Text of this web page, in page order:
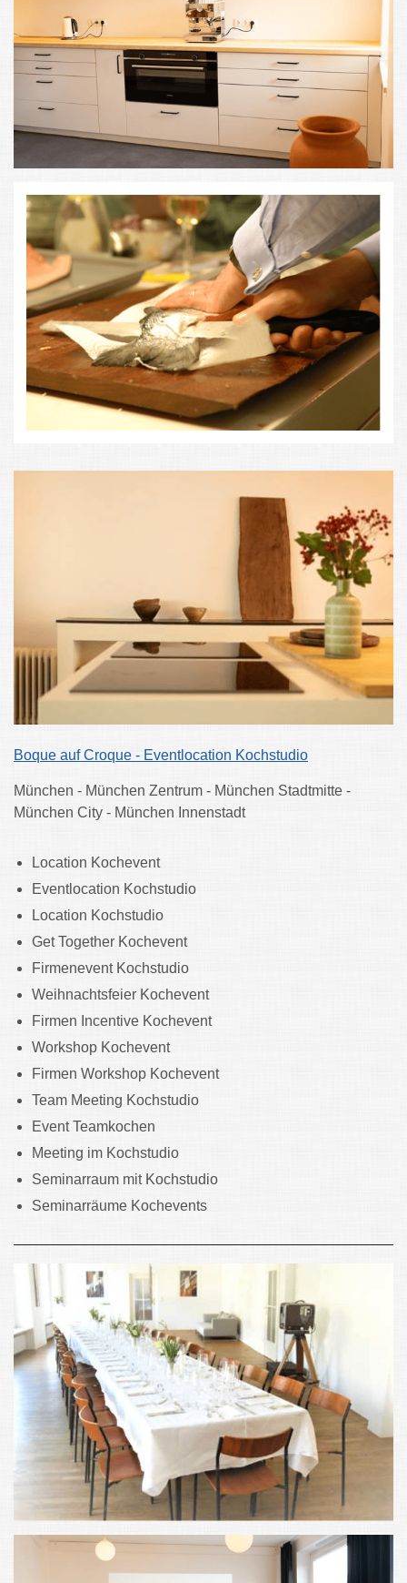
Boque auf Croque - Eventlocation Kochstudio
München - München Zentrum - München Stadtmitte -
München City - München Innenstadt
Location Kochevent
Eventlocation Kochstudio
Location Kochstudio
Get Together Kochevent
Firmenevent Kochstudio
Weihnachtsfeier Kochevent
Firmen Incentive Kochevent
Workshop Kochevent
Firmen Workshop Kochevent
Team Meeting Kochstudio
Event Teamkochen
Meeting im Kochstudio
Seminarraum mit Kochstudio
Seminarräume Kochevents